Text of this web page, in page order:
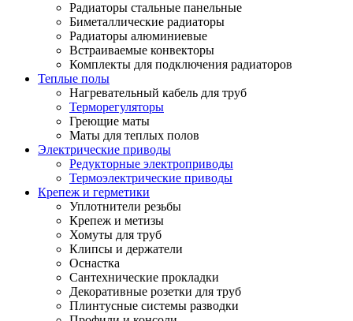
Радиаторы стальные панельные
Биметаллические радиаторы
Радиаторы алюминиевые
Встраиваемые конвекторы
Комплекты для подключения радиаторов
Теплые полы
Нагревательный кабель для труб
Терморегуляторы
Греющие маты
Маты для теплых полов
Электрические приводы
Редукторные электроприводы
Термоэлектрические приводы
Крепеж и герметики
Уплотнители резьбы
Крепеж и метизы
Хомуты для труб
Клипсы и держатели
Оснастка
Сантехнические прокладки
Декоративные розетки для труб
Плинтусные системы разводки